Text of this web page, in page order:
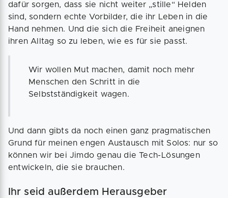
dafür sorgen, dass sie nicht weiter „stille“ Helden
sind, sondern echte Vorbilder, die ihr Leben in die
Hand nehmen. Und die sich die Freiheit aneignen
ihren Alltag so zu leben, wie es für sie passt.
Wir wollen Mut machen, damit noch mehr
Menschen den Schritt in die
Selbstständigkeit wagen.
Und dann gibts da noch einen ganz pragmatischen
Grund für meinen engen Austausch mit Solos: nur so
können wir bei Jimdo genau die Tech-Lösungen
entwickeln, die sie brauchen.
Ihr seid außerdem Herausgeber